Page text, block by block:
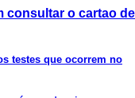
consultar o cartao de
testes que ocorrem no